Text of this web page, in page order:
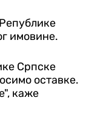
имовине.
Српске
оставке.
каже